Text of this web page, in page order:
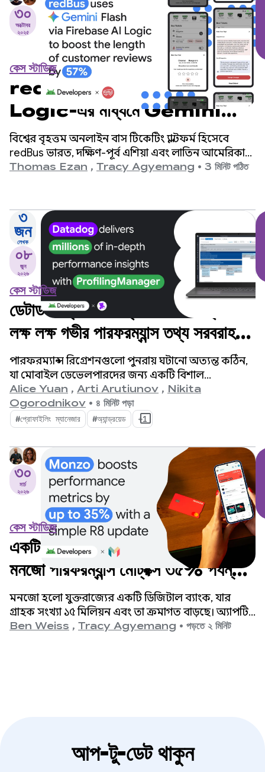
৩০
অক্টোবর
২০২৫
কেস স্টাডিজ
redBus, Firebase AI
Logic-এর মাধ্যমে Gemini
Flash ব্যবহার করে গ্রাহক পর্যালোচনার
দৈর্ঘ্য ৫৭% বৃদ্ধি করে।
বিশ্বের বৃহত্তম অনলাইন বাস টিকেটিং প্ল্যাটফর্ম হিসেবে
redBus ভারত, দক্ষিণ-পূর্ব এশিয়া এবং লাতিন আমেরিকা
জুড়ে লক্ষ লক্ষ যাত্রীকে পরিষেবা প্রদান করে।
Thomas Ezan , Tracy Agyemang • 3 মিনিট পঠিত
৩
জন
লেখক
০৮
জুন
২০২৬
কেস স্টাডিজ
ডেটাডগ প্রোফাইলিংম্যানেজারের মাধ্যমে
লক্ষ লক্ষ গভীর পারফরম্যান্স তথ্য সরবরাহ
করে।
পারফরম্যান্স রিগ্রেশনগুলো পুনরায় ঘটানো অত্যন্ত কঠিন,
যা মোবাইল ডেভেলপারদের জন্য একটি বিশাল
প্রতিবন্ধকতা তৈরি করে।
Alice Yuan , Arti Arutiunov , Nikita
Ogorodnikov • ৪ মিনিট পড়া
#প্রোফাইলিং ম্যানেজার #অ্যান্ড্রয়েড +1
৩০
মার্চ
২০২৬
কেস স্টাডিজ
একটি সাধারণ R8 আপডেটের মাধ্যমে
মনজো পারফরম্যান্স মেট্রিক্স ৩৫% পর্যন্ত
বাড়িয়ে তোলে।
মনজো হলো যুক্তরাজ্যের একটি ডিজিটাল ব্যাংক, যার
গ্রাহক সংখ্যা ১৫ মিলিয়ন এবং তা ক্রমাগত বাড়ছে। অ্যাপটির
পরিধি বাড়ার সাথে সাথে, ইঞ্জিনিয়ারিং টিম অ্যাপ চালু
Ben Weiss , Tracy Agyemang • পড়তে ২ মিনিট
আপ-টু-ডেট থাকুন